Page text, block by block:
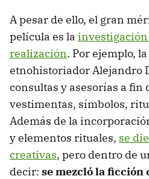
A pesar de ello, el gran
película es la investigación
realización. Por ejemplo,
etnohistoriador Alejandro
consultas y asesorías a fin
vestimentas, símbolos,
Además de la
y elementos rituales, se
creativas, pero dentro de
decir: se mezcló la ficción